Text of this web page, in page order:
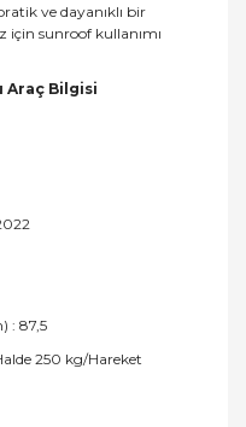
ve dayanıklı bir
sunroof kullanımı
Araç Bilgisi
: 87,5
250 kg/Hareket